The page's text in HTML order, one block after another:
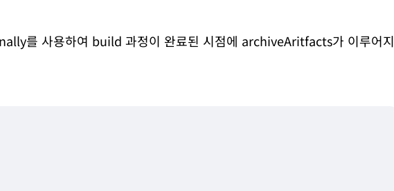
를 사용하여 build 과정이 완료된 시점에 archiveAritfacts가 이루어지